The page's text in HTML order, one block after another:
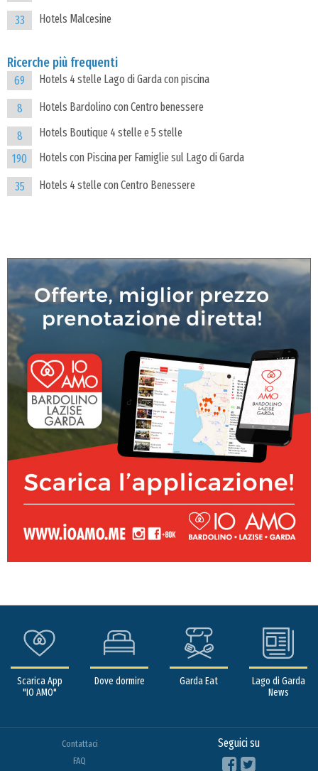
33 Hotels Malcesine
Ricerche più frequenti
69 Hotels 4 stelle Lago di Garda con piscina
8 Hotels Bardolino con Centro benessere
8
Hotels Boutique 4 stelle e 5 stelle
190
Hotels con Piscina per Famiglie sul Lago di Garda
35 Hotels 4 stelle con Centro Benessere
Scarica App
"IO AMO"
Dove dormire Garda Eat
Lago di Garda
News
Contattaci
FAQ
Seguici su